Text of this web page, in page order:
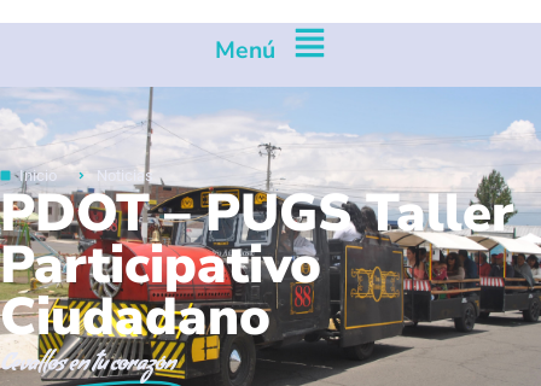
Menú
Inicio Noticias
PDOT – PUGS Taller
Participativo
Ciudadano
Cevallosen tu corazón